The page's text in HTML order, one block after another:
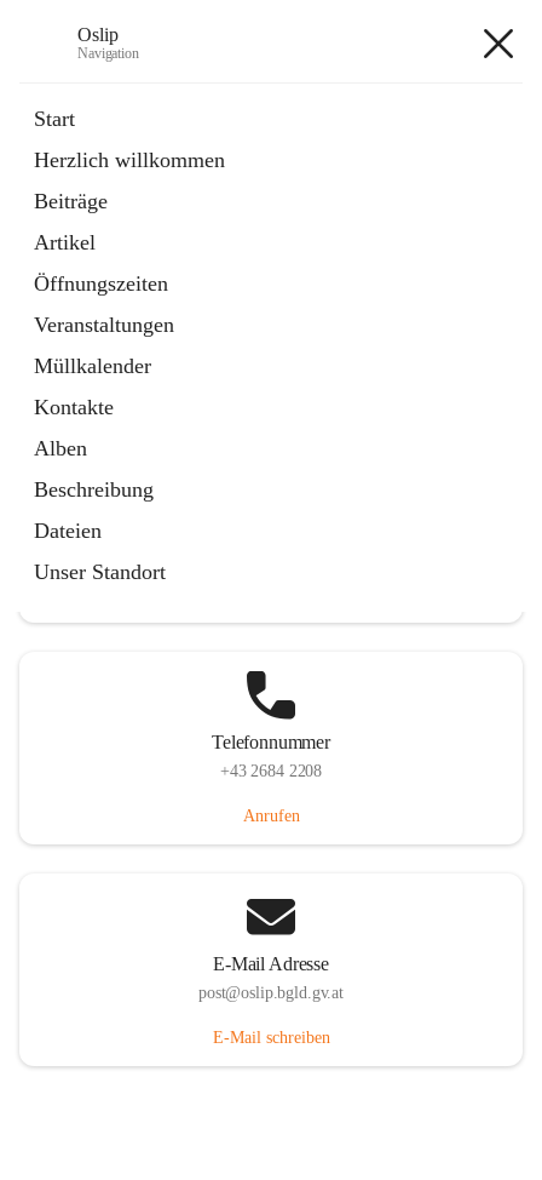
Oslip
Navigation
Start
Herzlich willkommen
Beiträge
Artikel
Öffnungszeiten
Veranstaltungen
Müllkalender
Kontakte
Alben
Beschreibung
Dateien
Unser Standort
Externe Webseite
in
Tab
Bundeskanzleramt Österreich
Externe Webseite
öffnet
in
neuem
Tab
Telefonnummer
+43 2684 2208
Anrufen
E-Mail Adresse
post@oslip.bgld.gv.at
E-Mail schreiben